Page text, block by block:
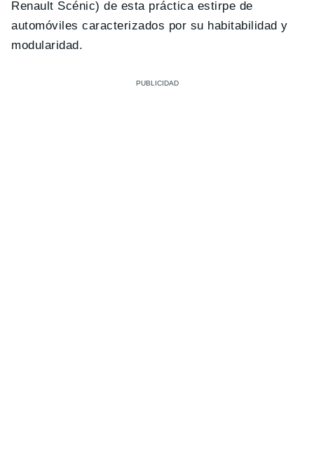
Renault Scénic) de esta práctica estirpe de
automóviles caracterizados por su habitabilidad y
modularidad.